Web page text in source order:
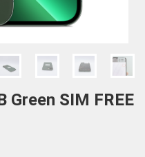
Green SIM FREE